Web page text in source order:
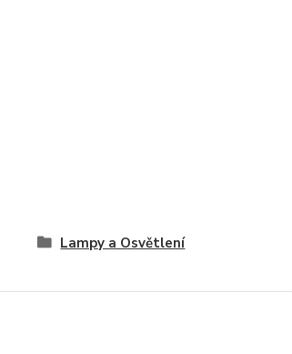
Lampy a Osvětlení